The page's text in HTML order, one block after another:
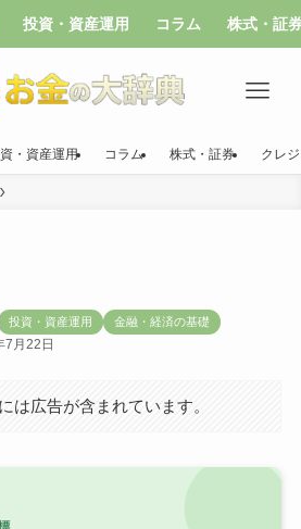
投資・資産運用 コラム 株式・証
・資産運用 コラム 株式・証券 クレ
投資・資産運用 金融・経済の基礎
7月22日
は広告が含まれています。